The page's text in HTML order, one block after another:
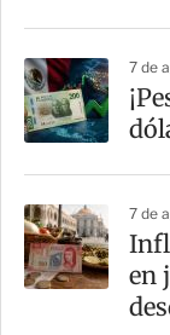
r
7 de
7 de
en